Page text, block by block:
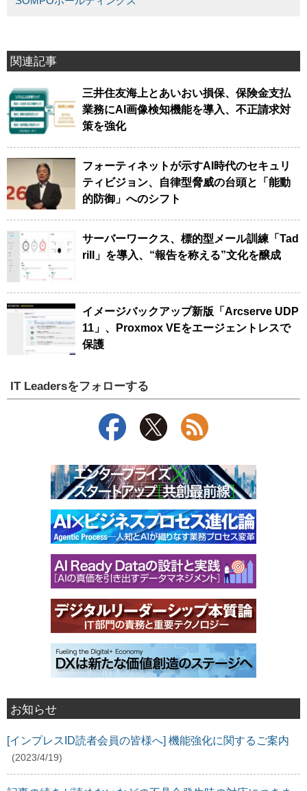
関連記事
三井住友海上とあいおい損保、保険金支払
業務にAI画像検知機能を導入、不正請求対
策を強化
フォーティネットが示すAI時代のセキュリ
ティビジョン、自律型脅威の台頭と「能動
的防御」へのシフト
サーバーワークス、標的型メール訓練「Tad
rill」を導入、“報告を称える”文化を醸成
イメージバックアップ新版「Arcserve UDP
11」、Proxmox VEをエージェントレスで
保護
IT Leadersをフォローする
お知らせ
[インプレスID読者会員の皆様へ] 機能強化に関するご案内
(2023/4/19)